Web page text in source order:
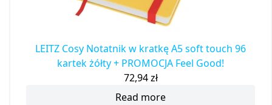
LEITZ Cosy Notatnik w kratkę A5 soft touch 96
kartek żółty + PROMOCJA Feel Good!
72,94zł
Read more